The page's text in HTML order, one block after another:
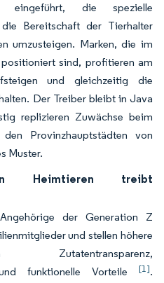
eingeführt, die spezielle
Bereitschaft der Tierhalter
umzusteigen. Marken, die im
sind, profitieren am
und gleichzeitig die
Der Treiber bleibt in Java
replizieren Zuwächse beim
Provinzhauptstädten von
Muster.
Heimtieren treibt
der Generation Z
und stellen höhere
funktionelle Vorteile [1].